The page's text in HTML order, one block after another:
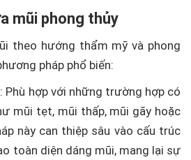
mũi phong thủy
theo hướng thẩm mỹ và phong
pháp phổ biến:
: Phù hợp với những trường hợp có
mũi tẹt, mũi thấp, mũi gãy hoặc
này can thiệp sâu vào cấu trúc
toàn diện dáng mũi, mang lại sự